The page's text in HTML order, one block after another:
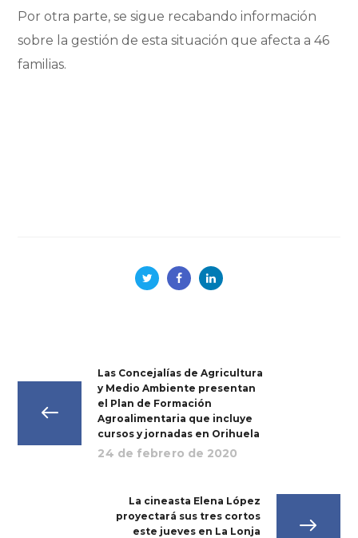
Por otra parte, se sigue recabando información
sobre la gestión de esta situación que afecta a 46
familias.
Las Concejalías de Agricultura
y Medio Ambiente presentan
el Plan de Formación
Agroalimentaria que incluye
cursos y jornadas en Orihuela
24 de febrero de 2020
La cineasta Elena López
proyectará sus tres cortos
este jueves en La Lonja